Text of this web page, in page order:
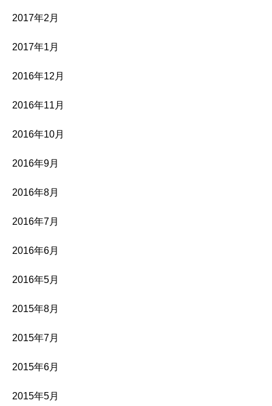
2017年2月
2017年1月
2016年12月
2016年11月
2016年10月
2016年9月
2016年8月
2016年7月
2016年6月
2016年5月
2015年8月
2015年7月
2015年6月
2015年5月